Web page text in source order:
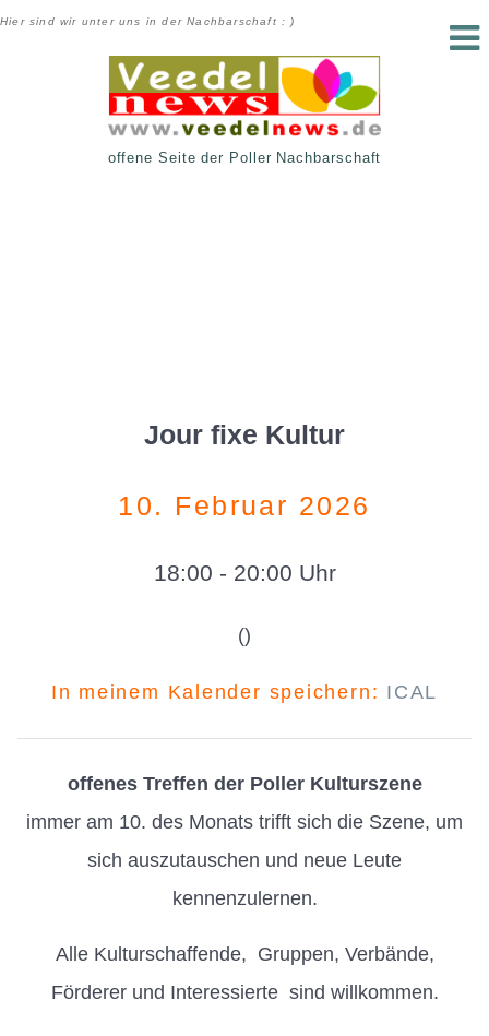
Hier sind wir unter uns in der Nachbarschaft : )
offene Seite der Poller Nachbarschaft
Jour fixe Kultur
10. Februar 2026
18:00 - 20:00 Uhr
()
In meinem Kalender speichern: ICAL
offenes Treffen der Poller Kulturszene
immer am 10. des Monats trifft sich die Szene, um
sich auszutauschen und neue Leute
kennenzulernen.
Alle Kulturschaffende, Gruppen, Verbände,
Förderer und Interessierte sind willkommen.